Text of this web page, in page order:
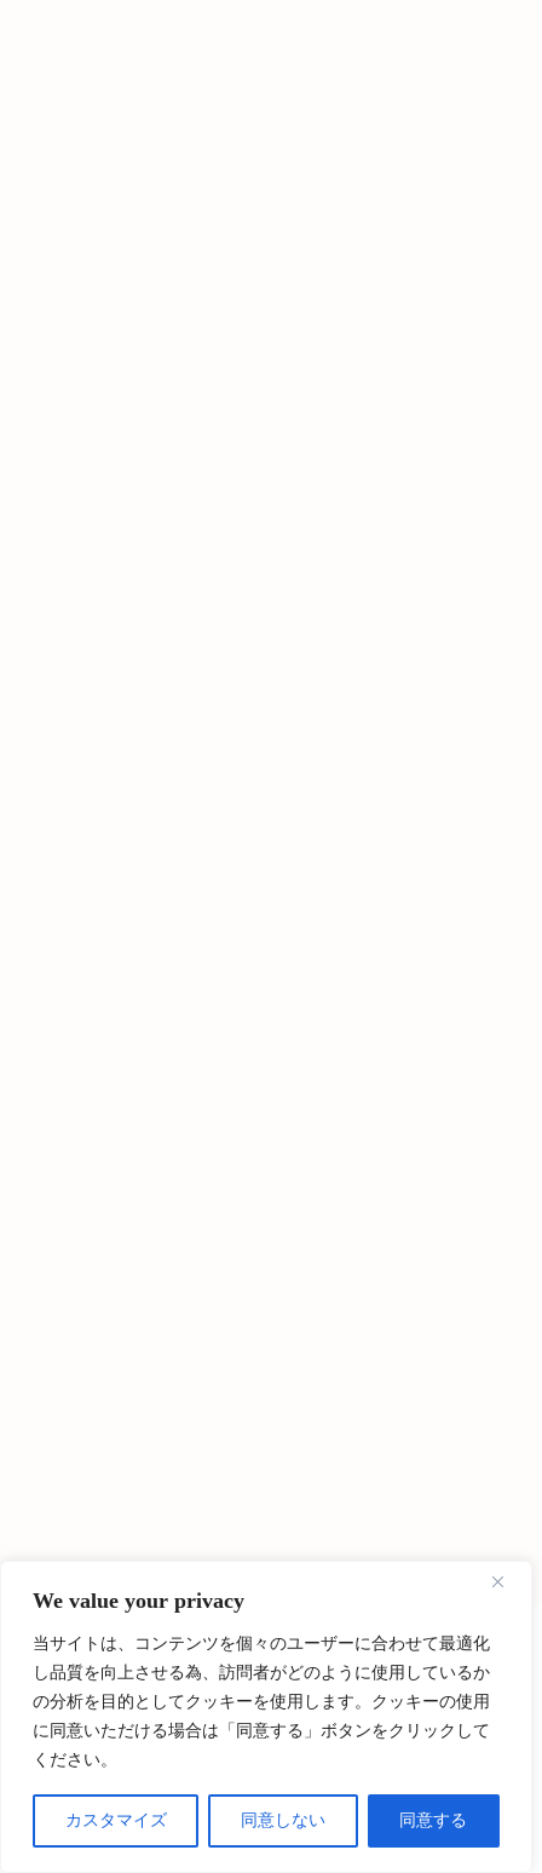
We value your privacy
当サイトは、コンテンツを個々のユーザーに合わせて最適化
し品質を向上させる為、訪問者がどのように使用しているか
の分析を目的としてクッキーを使用します。クッキーの使用
に同意いただける場合は「同意する」ボタンをクリックして
ください。
カスタマイズ 同意しない 同意する
Follow Me
Recommended
こちらの記事もどうぞ